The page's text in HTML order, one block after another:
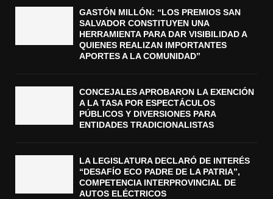
GASTÓN MILLÓN: “LOS PREMIOS SAN
SALVADOR CONSTITUYEN UNA
HERRAMIENTA PARA DAR VISIBILIDAD A
QUIENES REALIZAN IMPORTANTES
APORTES A LA COMUNIDAD”
CONCEJALES APROBARON LA EXENCIÓN
A LA TASA POR ESPECTÁCULOS
PÚBLICOS Y DIVERSIONES PARA
ENTIDADES TRADICIONALISTAS
LA LEGISLATURA DECLARÓ DE INTERÉS
“DESAFÍO ECO PADRE DE LA PATRIA”,
COMPETENCIA INTERPROVINCIAL DE
AUTOS ELÉCTRICOS